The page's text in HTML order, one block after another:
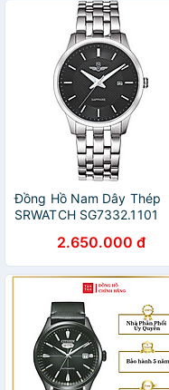
Đồng Hồ Nam Dây Thép
SRWATCH SG7332.1101
2.650.000 đ